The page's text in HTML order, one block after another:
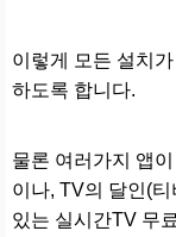
이렇게 모든 설치
하도록 합니다.
물론 여러가지 앱
이나, TV의 달인(
있는 실시간TV 무